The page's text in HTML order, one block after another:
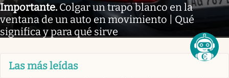
Importante. Colgar un trapo blanco en la
ventana de un auto en movimiento | Qué
significa y para qué sirve
Las más leídas